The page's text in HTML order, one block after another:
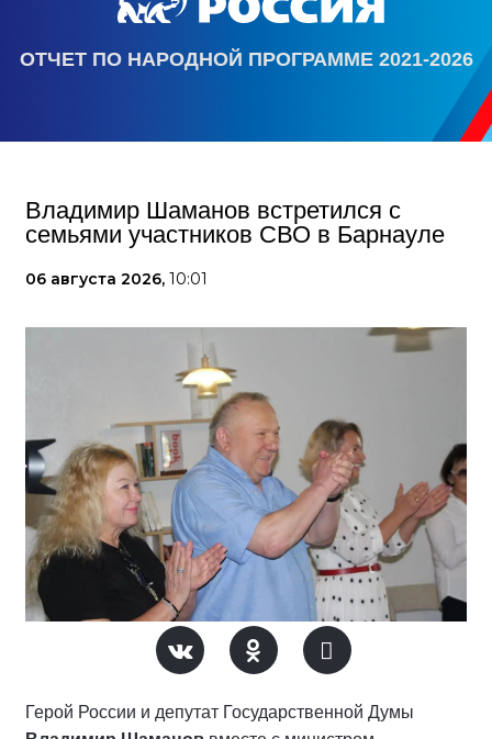
ОТЧЕТ ПО НАРОДНОЙ ПРОГРАММЕ 2021-2026
Владимир Шаманов встретился с
семьями участников СВО в Барнауле
06 августа 2026, 10:01
Герой России и депутат Государственной Думы